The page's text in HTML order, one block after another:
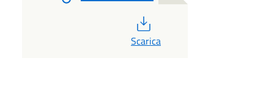
Scarica